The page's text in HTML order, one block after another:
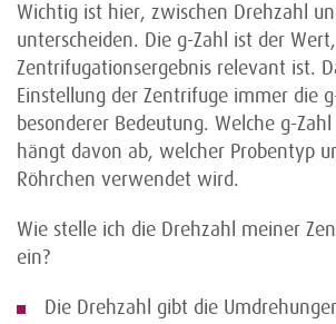
Wichtig ist hier, zwischen Drehzahl
unterscheiden. Die g-Zahl ist der
Zentrifugationsergebnis relevant ist.
Einstellung der Zentrifuge immer die
besonderer Bedeutung. Welche g-
hängt davon ab, welcher Probentyp
Röhrchen verwendet wird.
Wie stelle ich die Drehzahl meiner
ein?
Die Drehzahl gibt die